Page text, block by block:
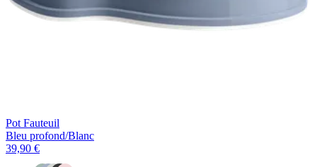
Pot Fauteuil
Bleu profond/Blanc
39,90 €